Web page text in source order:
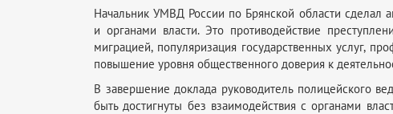
Начальник УМВД России по Брянской области сделал
и органами власти. Это противодействие
миграцией, популяризация государственных услуг,
повышение уровня общественного доверия к
В завершение доклада руководитель полицейского
быть достигнуты без взаимодействия с органами